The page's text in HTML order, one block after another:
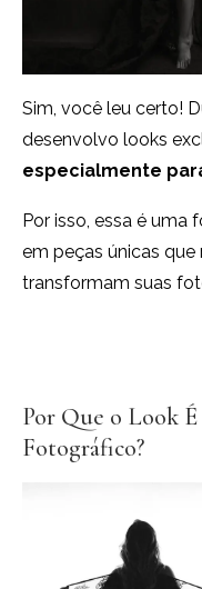
Sim, você leu certo!
desenvolvo looks
especialmente
Por isso, essa é uma
em peças únicas
transformam suas
Por Que o Look
Fotográfico?